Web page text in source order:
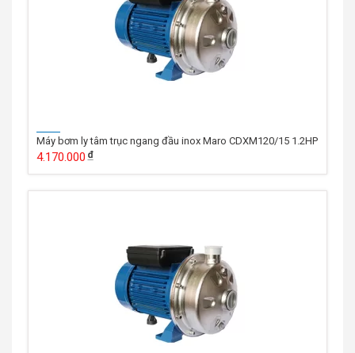
Máy bơm ly tâm trục ngang đầu inox Maro CDXM120/15 1.2HP
4.170.000